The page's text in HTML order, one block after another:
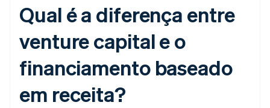
Qual é a diferença entre
venture capital e o
financiamento baseado
em receita?